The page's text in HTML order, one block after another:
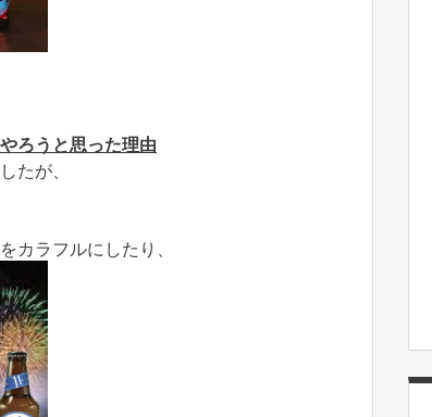
ろうと思った理由
たが、
カラフルにしたり、